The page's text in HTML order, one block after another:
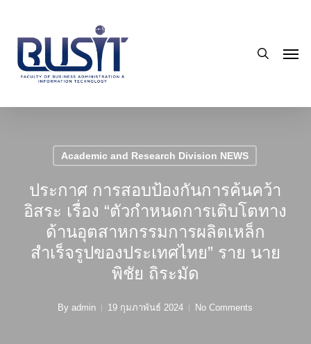
main
content
Academic and Research Division NEWS
ประกาศ การสอบป้องกันการค้นคว้า
อิสระ เรื่อง “ตัวกำหนดการเติบโตทาง
ด้านอุตสาหกรรมการผลิตเหล็ก
สำเร็จรูปของประเทศไทย” ราย นาย
พิชัย ถิระมัด
By admin 19 กุมภาพันธ์ 2024 No Comments